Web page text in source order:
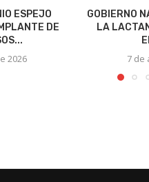
ESPEJO
DE
2026
GOBIERNO
LA
7 de